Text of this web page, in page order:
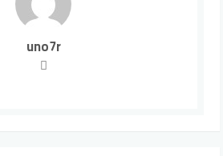
uno7r